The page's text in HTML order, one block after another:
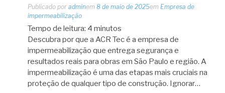
Publicado por adminem 8 de maio de 2025em Empresa de
impermeabilização
Tempo de leitura: 4 minutos
Descubra por que a ACR Tec é a empresa de
impermeabilização que entrega segurança e
resultados reais para obras em São Paulo e região. A
impermeabilização é uma das etapas mais cruciais na
proteção de qualquer tipo de construção. Ignorar…